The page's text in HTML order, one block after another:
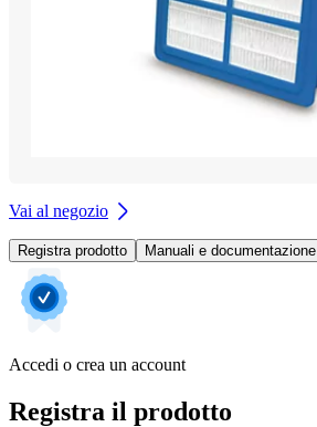
Vai al negozio
Registra prodotto Manuali e documentazione
Accedi o crea un account
Registra il prodotto